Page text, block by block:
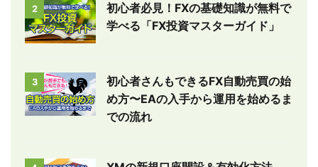
2
初心者必見！FXの基礎知識が無料で
学べる「FX投資マスターガイド」
3
初心者さんもできるFX自動売買の始
め方〜EAの入手から運用を始めるま
での流れ